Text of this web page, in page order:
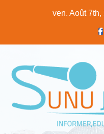
ven. Août 7th,